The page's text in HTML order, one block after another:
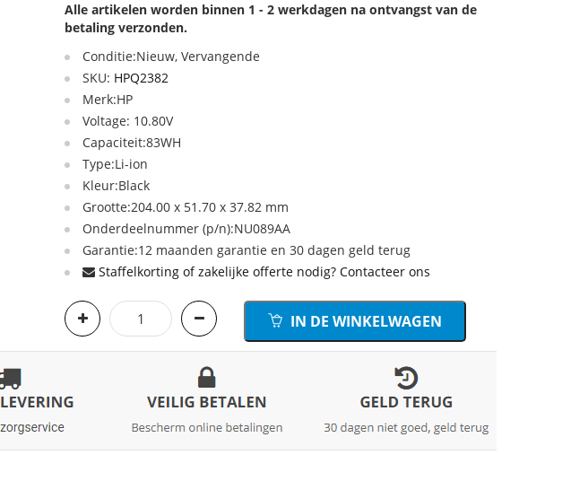
Alle artikelen worden binnen 1 - 2 werkdagen na ontvangst van de
betaling verzonden.
Conditie:Nieuw, Vervangende
SKU: HPQ2382
Merk:HP
Voltage: 10.80V
Capaciteit:83WH
Type:Li-ion
Kleur:Black
Grootte:204.00 x 51.70 x 37.82 mm
Onderdeelnummer (p/n):NU089AA
Garantie:12 maanden garantie en 30 dagen geld terug
Staffelkorting of zakelijke offerte nodig? Contacteer ons
IN DE WINKELWAGEN